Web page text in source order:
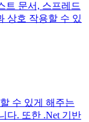
트 문서, 스프레드
상호 작용할 수 있
수 있게 해주는
다. 또한 .Net 기반